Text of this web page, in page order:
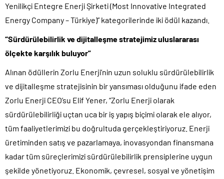
Yenilikçi Entegre Enerji Şirketi (Most Innovative Integrated
Energy Company – Türkiye)” kategorilerinde iki ödül kazandı.
“Sürdürülebilirlik ve dijitalleşme stratejimiz uluslararası
ölçekte karşılık buluyor”
Alınan ödüllerin Zorlu Enerji’nin uzun soluklu sürdürülebilirlik
ve dijitalleşme stratejisinin bir yansıması olduğunu ifade eden
Zorlu Enerji CEO’su Elif Yener, “Zorlu Enerji olarak
sürdürülebilirliği uçtan uca bir iş yapış biçimi olarak ele alıyor,
tüm faaliyetlerimizi bu doğrultuda gerçekleştiriyoruz. Enerji
üretiminden satış ve pazarlamaya, inovasyondan finansmana
kadar tüm süreçlerimizi sürdürülebilirlik prensiplerine uygun
şekilde yönetiyoruz. Ekonomik, çevresel, sosyal ve yönetişim